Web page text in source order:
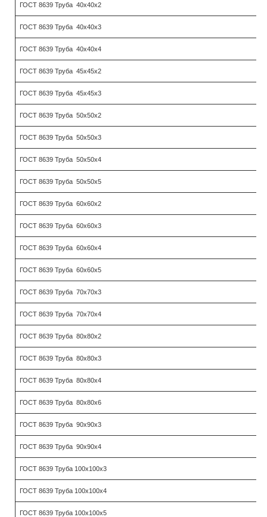
ГОСТ 8639 Труба 40х40х2
ГОСТ 8639 Труба 40х40х3
ГОСТ 8639 Труба 40х40х4
ГОСТ 8639 Труба 45х45х2
ГОСТ 8639 Труба 45х45х3
ГОСТ 8639 Труба 50х50х2
ГОСТ 8639 Труба 50х50х3
ГОСТ 8639 Труба 50х50х4
ГОСТ 8639 Труба 50х50х5
ГОСТ 8639 Труба 60х60х2
ГОСТ 8639 Труба 60х60х3
ГОСТ 8639 Труба 60х60х4
ГОСТ 8639 Труба 60х60х5
ГОСТ 8639 Труба 70х70х3
ГОСТ 8639 Труба 70х70х4
ГОСТ 8639 Труба 80х80х2
ГОСТ 8639 Труба 80х80х3
ГОСТ 8639 Труба 80х80х4
ГОСТ 8639 Труба 80х80х6
ГОСТ 8639 Труба 90х90х3
ГОСТ 8639 Труба 90х90х4
ГОСТ 8639 Труба 100х100х3
ГОСТ 8639 Труба 100х100х4
ГОСТ 8639 Труба 100х100х5